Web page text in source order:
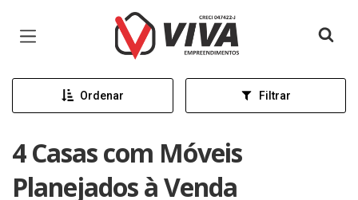
Página inicial
Ordenar Filtrar
4 Casas com Móveis
Planejados à Venda